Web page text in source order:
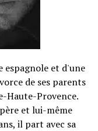
espagnole et d'une
de ses parents
Haute-Provence.
et lui-même
il part avec sa